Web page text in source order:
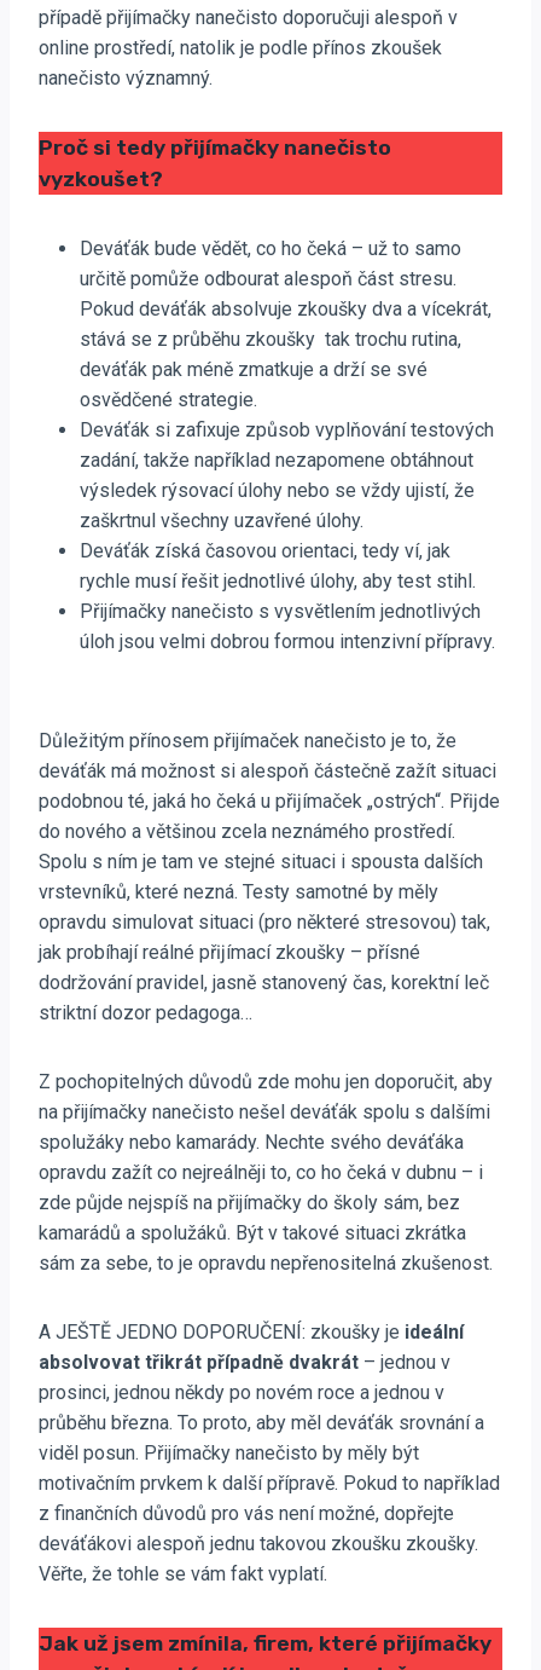
případě přijímačky nanečisto doporučuji alespoň v
online prostředí, natolik je podle přínos zkoušek
nanečisto významný.
Proč si tedy přijímačky nanečisto
vyzkoušet?
Deváťák bude vědět, co ho čeká – už to samo
určitě pomůže odbourat alespoň část stresu.
Pokud deváťák absolvuje zkoušky dva a vícekrát,
stává se z průběhu zkoušky tak trochu rutina,
deváťák pak méně zmatkuje a drží se své
osvědčené strategie.
Deváťák si zafixuje způsob vyplňování testových
zadání, takže například nezapomene obtáhnout
výsledek rýsovací úlohy nebo se vždy ujistí, že
zaškrtnul všechny uzavřené úlohy.
Deváťák získá časovou orientaci, tedy ví, jak
rychle musí řešit jednotlivé úlohy, aby test stihl.
Přijímačky nanečisto s vysvětlením jednotlivých
úloh jsou velmi dobrou formou intenzivní přípravy.
Důležitým přínosem přijímaček nanečisto je to, že
deváťák má možnost si alespoň částečně zažít situaci
podobnou té, jaká ho čeká u přĳímaček „ostrých“. Přĳde
do nového a většinou zcela neznámého prostředí.
Spolu s ním je tam ve stejné situaci i spousta dalších
vrstevníků, které nezná. Testy samotné by měly
opravdu simulovat situaci (pro některé stresovou) tak,
jak probíhají reálné přĳímací zkoušky – přísné
dodržování pravidel, jasně stanovený čas, korektní leč
striktní dozor pedagoga…
Z pochopitelných důvodů zde mohu jen doporučit, aby
na přijímačky nanečisto nešel deváťák spolu s dalšími
spolužáky nebo kamarády. Nechte svého deváťáka
opravdu zažít co nejreálněji to, co ho čeká v dubnu – i
zde půjde nejspíš na přijímačky do školy sám, bez
kamarádů a spolužáků. Být v takové situaci zkrátka
sám za sebe, to je opravdu nepřenositelná zkušenost.
A JEŠTĚ JEDNO DOPORUČENÍ: zkoušky je ideální
absolvovat třikrát případně dvakrát – jednou v
prosinci, jednou někdy po novém roce a jednou v
průběhu března. To proto, aby měl deváťák srovnání a
viděl posun. Přijímačky nanečisto by měly být
motivačním prvkem k další přípravě. Pokud to například
z finančních důvodů pro vás není možné, dopřejte
deváťákovi alespoň jednu takovou zkoušku zkoušky.
Věřte, že tohle se vám fakt vyplatí.
Jak už jsem zmínila, firem, které přijímačky